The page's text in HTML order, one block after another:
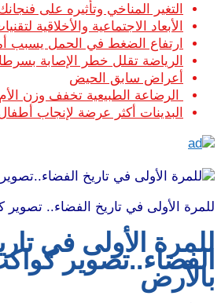
التغير المناخي وتأثيره على
الأبعاد الاجتماعية والأخلاقية
ارتفاع الضغط في الحمل يسبب
الرياضة تقلل خطر الإصابة
أعراض سابق الحيض
الرضاعة الطبيعية تخفف وزن
البدينات أكثر عرضة لإنجاب
للمرة الأولى في تاريخ الفضاء..
للمرة الأولى في
الفضاء..تصوير
بالأرض